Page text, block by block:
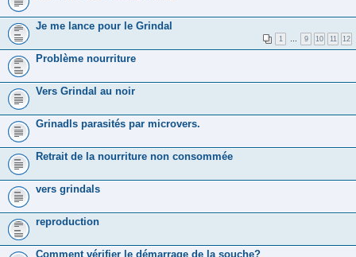
Je me lance pour le Grindal
1 9 10 11 12
Problème nourriture
Vers Grindal au noir
Grinadls parasités par microvers.
Retrait de la nourriture non consommée
vers grindals
reproduction
Comment vérifier le démarrage de la souche?